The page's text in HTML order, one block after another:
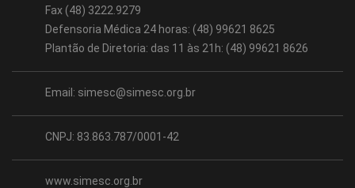
Fax (48) 3222.9279
Defensoria Médica 24 horas: (48) 99621 8625
Plantão de Diretoria: das 11 às 21h: (48) 99621 8626
Email: simesc@simesc.org.br
CNPJ: 83.863.787/0001-42
www.simesc.org.br